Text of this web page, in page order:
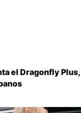
el Dragonfly